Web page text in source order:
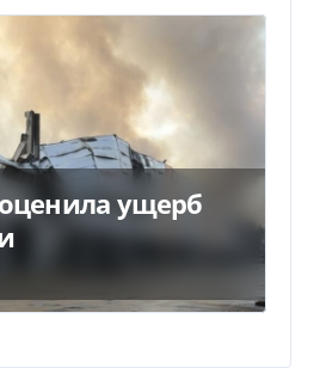
ущерб